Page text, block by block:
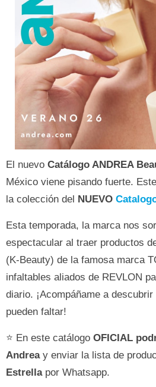
El nuevo Catálogo ANDREA
México viene pisando fuerte.
la colección del NUEVO
Esta temporada, la marca nos
espectacular al traer productos
(K-Beauty) de la famosa marca
infaltables aliados de REVLON
diario. ¡Acompáñame a
pueden faltar!
⭐ En este catálogo OFICIAL
Andrea y enviar la lista de
Estrella por Whatsapp.